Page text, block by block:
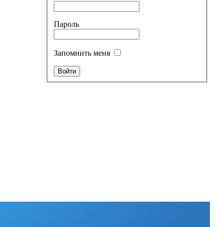
Пароль
Запомнить меня